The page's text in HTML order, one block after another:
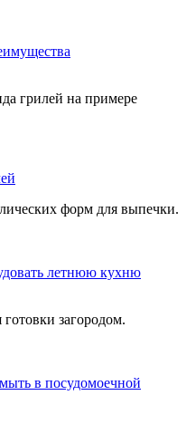
грилей на примере
форм для выпечки.
летнюю кухню
загородом.
в посудомоечной